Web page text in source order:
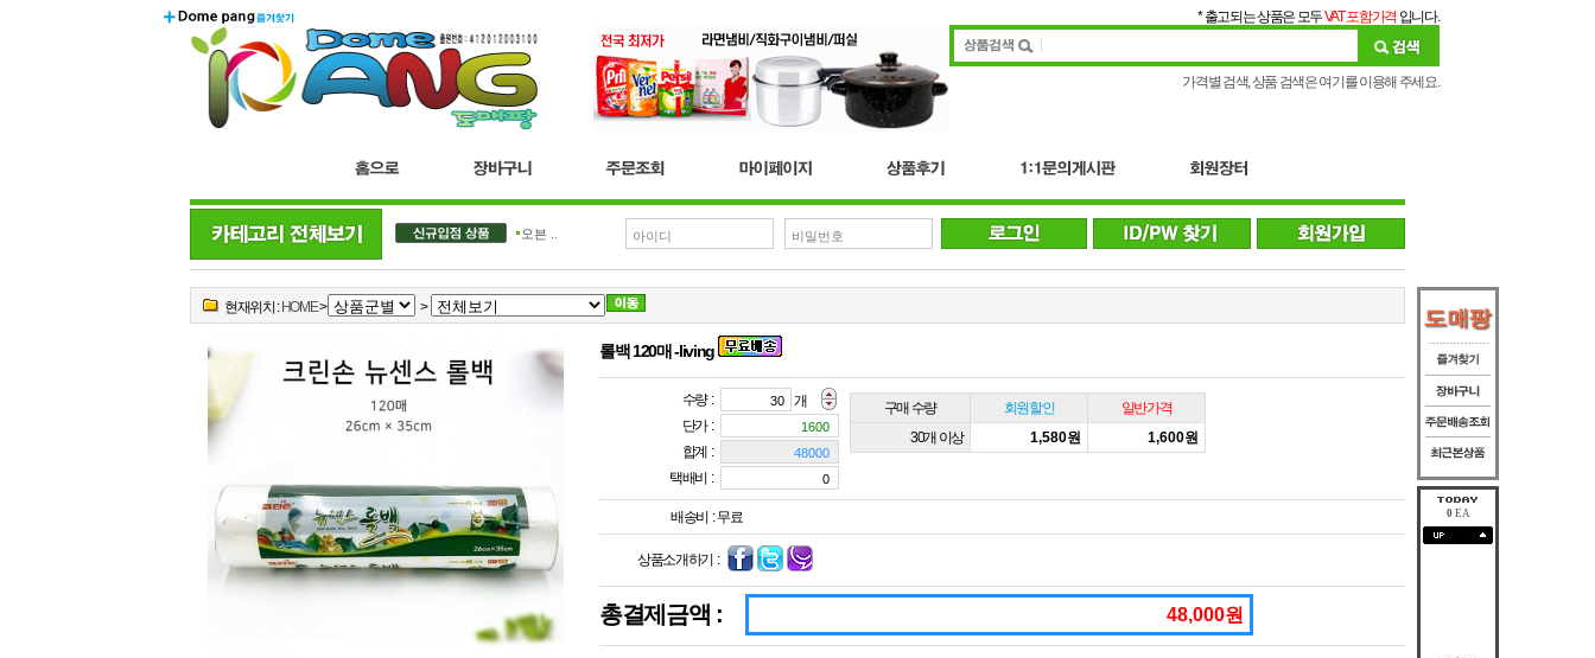
* 출고되는 상품은 모두VAT 포함가격 입니다.
가격별 검색, 상품 검색은 여기를 이용해 주세요.
더블.. 오븐 ..
현재위치 : HOME> >
롤백 120매 -living
수량 :
개
단가 :
합계 :
택배비 :
구매 수량 회원할인
일반가격
30개 이상
1,580원 1,600원
배송비 : 무료
상품소개하기 :
총결제금액 : 48,000원
0EA